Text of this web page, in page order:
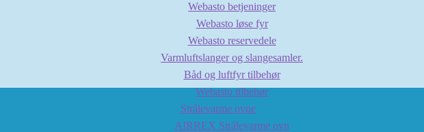
Webasto betjeninger
Webasto løse fyr
Webasto reservedele
Varmluftslanger og slangesamler.
Båd og luftfyr tilbehør
Webasto tilbehør
Strålevarme ovne
AIRREX Strålevarme ovn